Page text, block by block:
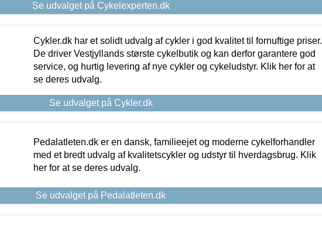
Se udvalget på Cykelexperten.dk
Cykler.dk har et solidt udvalg af cykler i god kvalitet til fornuftige priser.
De driver Vestjyllands største cykelbutik og kan derfor garantere god
service, og hurtig levering af nye cykler og cykeludstyr. Klik her for at
se deres udvalg.
Se udvalget på Cykler.dk
Pedalatleten.dk er en dansk, familieejet og moderne cykelforhandler
med et bredt udvalg af kvalitetscykler og udstyr til hverdagsbrug. Klik
her for at se deres udvalg.
Se udvalget på Pedalatleten.dk